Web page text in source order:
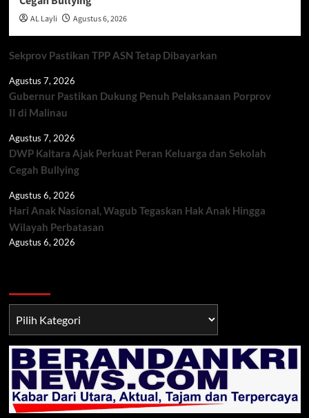
AL Layli Agustus 6, 2026
Sekprov Pastikan TPP ASN Tetap Dibayarkan
Agustus 7, 2026
Gubernur Pastikan Dukung Penuh Pelaksanaan Porprov
II di Malinau
Agustus 7, 2026
DWP Kaltara Ajak Perkuat Peran Keluarga dan Sekolah
Cegah Bullying
Agustus 6, 2026
Hari Anak Nasional, Wagub Tegaskan Hak Anak Hingga
Wilayah Perbatasan
Agustus 6, 2026
TNI/POLRI